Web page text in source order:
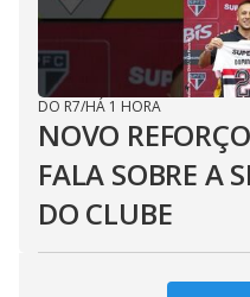
DO R7/HÁ 1 HORA
NOVO
FALA SOBRE A
DO CLUBE